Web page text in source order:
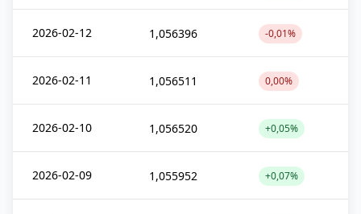
2026-02-12 1,056396 -0,01%
2026-02-11 1,056511 0,00%
2026-02-10 1,056520 +0,05%
2026-02-09 1,055952 +0,07%